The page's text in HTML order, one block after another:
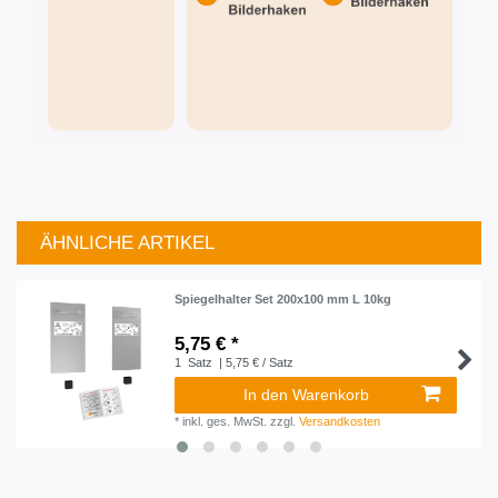
ÄHNLICHE ARTIKEL
Artikelpaket Spiegelhalter Set 200x100 mm L 10kg
5,75 € *
1 Satz | 5,75 € / Satz
In den Warenkorb
*inkl. ges. MwSt. zzgl.Versandkosten